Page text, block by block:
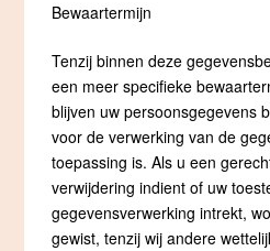
Bewaartermijn
Tenzij binnen deze
een meer specifieke
blijven uw persoonsgegevens
voor de verwerking van de
toepassing is. Als u een
verwijdering indient of uw
gegevensverwerking intrekt,
gewist, tenzij wij andere